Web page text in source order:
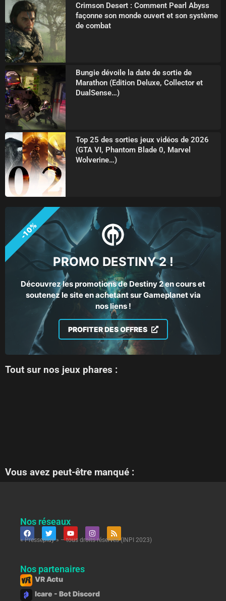
Crimson Desert : Comment Pearl Abyss
façonne son monde ouvert et son système
de combat
Bungie dévoile la date de sortie de
Marathon (Edition Deluxe, Collector et
DualSense…)
Top 25 des sorties jeux vidéos de 2026
(GTA VI, Phantom Blade 0, Marvel
Wolverine…)
PROMO DESTINY 2 !
Découvrez les promotions de Destiny 2 en cours et
soutenez le site en achetant sur Gameplanet via
nos liens !
PROFITER DES OFFRES
-10%
Tout sur nos jeux phares :
Vous avez peut-être manqué :
Nos réseaux
« Presseplay » – tous droits réservés (INPI 2023)
Nos partenaires
VR Actu
Icare - Bot Discord